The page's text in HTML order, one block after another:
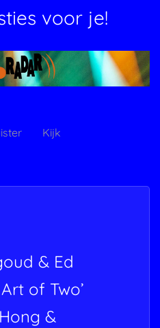
voor je!
Kijk
& Ed
of Two’
&